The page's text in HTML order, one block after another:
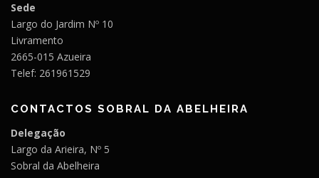
Sede
Largo do Jardim Nº 10
Livramento
2665-015 Azueira
Telef: 261961529
CONTACTOS SOBRAL DA ABELHEIRA
Delegação
Largo da Arieira, Nº 5
Sobral da Abelheira